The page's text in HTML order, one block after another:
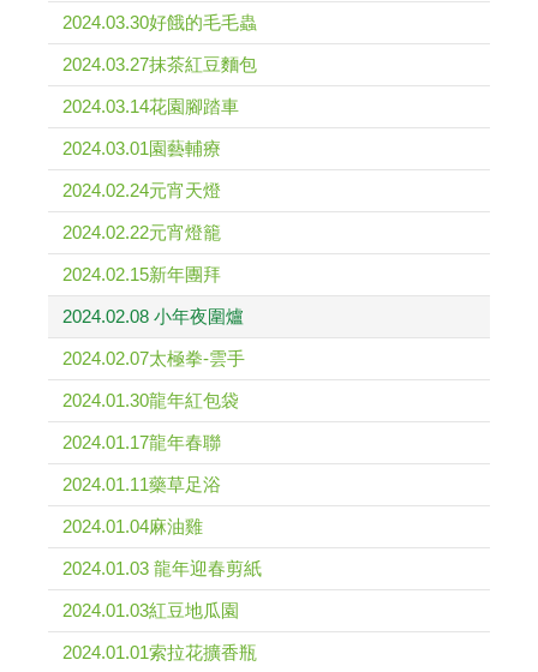
2024.03.30好餓的毛毛蟲
2024.03.27抹茶紅豆麵包
2024.03.14花園腳踏車
2024.03.01園藝輔療
2024.02.24元宵天燈
2024.02.22元宵燈籠
2024.02.15新年團拜
2024.02.08 小年夜圍爐
2024.02.07太極拳-雲手
2024.01.30龍年紅包袋
2024.01.17龍年春聯
2024.01.11藥草足浴
2024.01.04麻油雞
2024.01.03 龍年迎春剪紙
2024.01.03紅豆地瓜園
2024.01.01索拉花擴香瓶